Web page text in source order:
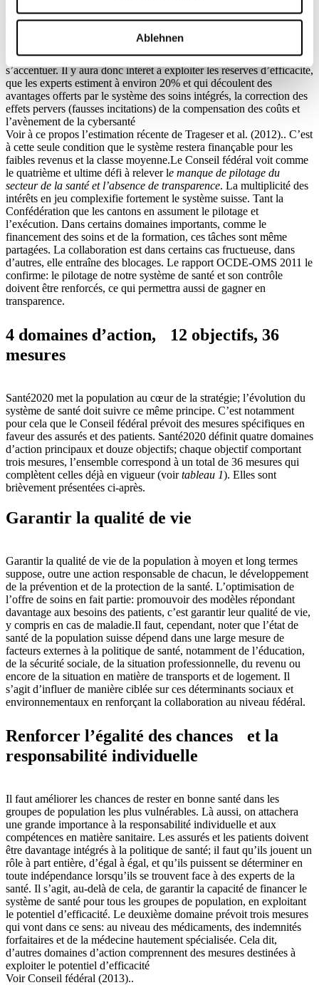
Ablehnen
démographique. Il faut y ajouter d’autres facteurs tels que la
tendance à la médecine personnalisée ou la mise au point de
médicaments pour soigner des maladies rares. La pression subie par
le système de réduction des primes ne pourra, dès lors, que
s’accentuer. Il y aura donc intérêt à exploiter les réserves d’efficacité,
que les experts estiment à environ 20% et qui découlent des
avantages offerts par le système des soins intégrés, la correction des
effets pervers (fausses incitations) de la compensation des coûts et
l’avènement de la cybersanté
Voir à ce propos l’estimation récente de Trageser et al. (2012).. C’est
à cette seule condition que le système restera finançable pour les
faibles revenus et la classe moyenne.Le Conseil fédéral voit comme
le quatrième et ultime défi à relever le manque de pilotage du
secteur de la santé et l’absence de transparence. La multiplicité des
intérêts en jeu complexifie fortement le système suisse. Tant la
Confédération que les cantons en assument le pilotage et
l’exécution. Dans certains domaines importants, comme le
financement des soins et de la formation, ces tâches sont même
partagées. La collaboration est dans certains cas fructueuse, dans
d’autres, elle entraîne des blocages. Le rapport OCDE-OMS 2011 le
confirme: le pilotage de notre système de santé et son contrôle
doivent être renforcés, ce qui permettra aussi de gagner en
transparence.
4 domaines d’action, 12 objectifs, 36
mesures
Santé2020 met la population au cœur de la stratégie; l’évolution du
système de santé doit suivre ce même principe. C’est notamment
pour cela que le Conseil fédéral prévoit des mesures spécifiques en
faveur des assurés et des patients. Santé2020 définit quatre domaines
d’action principaux et douze objectifs; chaque objectif comportant
trois mesures, l’ensemble correspond à un total de 36 mesures qui
complètent celles déjà en vigueur (voirtableau 1). Elles sont
brièvement présentées ci-après.
Garantir la qualité de vie
Garantir la qualité de vie de la population à moyen et long termes
suppose, outre une action responsable de chacun, le développement
de la prévention et de la protection de la santé. L’optimisation de
l’offre de soins en fait partie: promouvoir des modèles répondant
davantage aux besoins des patients, c’est garantir leur qualité de vie,
y compris en cas de maladie.Il faut, cependant, noter que l’état de
santé de la population suisse dépend dans une large mesure de
facteurs externes à la politique de santé, notamment de l’éducation,
de la sécurité sociale, de la situation professionnelle, du revenu ou
encore de la situation en matière de transports et de logement. Il
s’agit d’influer de manière ciblée sur ces déterminants sociaux et
environnementaux en renforçant la collaboration au niveau fédéral.
Renforcer l’égalité des chances et la
responsabilité individuelle
Il faut améliorer les chances de rester en bonne santé dans les
groupes de population les plus vulnérables. Là aussi, on attachera
une grande importance à la responsabilité individuelle et aux
compétences en matière sanitaire. Les assurés et les patients doivent
être davantage intégrés à la politique de santé; il faut qu’ils jouent un
rôle à part entière, d’égal à égal, et qu’ils puissent se déterminer en
toute indépendance lorsqu’ils se trouvent face à des experts de la
santé. Il s’agit, au-delà de cela, de garantir la capacité de financer le
système de santé pour tous les groupes de population, en exploitant
le potentiel d’efficacité. Le deuxième domaine prévoit trois mesures
qui vont dans ce sens: au niveau des médicaments, des indemnités
forfaitaires et de la médecine hautement spécialisée. Cela dit,
d’autres domaines d’action comprennent des mesures destinées à
exploiter le potentiel d’efficacité
Voir Conseil fédéral (2013)..